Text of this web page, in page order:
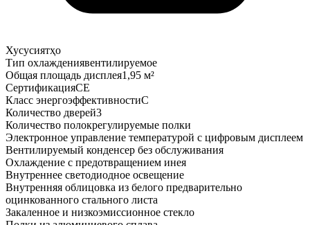
Хусусиятҳо
Тип охлаждениявентилируемое
Общая площадь дисплея1,95 м²
СертификацияCE
Класс энергоэффективностиC
Количество дверей3
Количество полокрегулируемые полки
Электронное управление температурой с цифровым дисплеем
Вентилируемый конденсер без обслуживания
Охлаждение с предотвращением инея
Внутреннее светодиодное освещение
Внутренняя облицовка из белого предварительно
оцинкованного стального листа
Закаленное и низкоэмиссионное стекло